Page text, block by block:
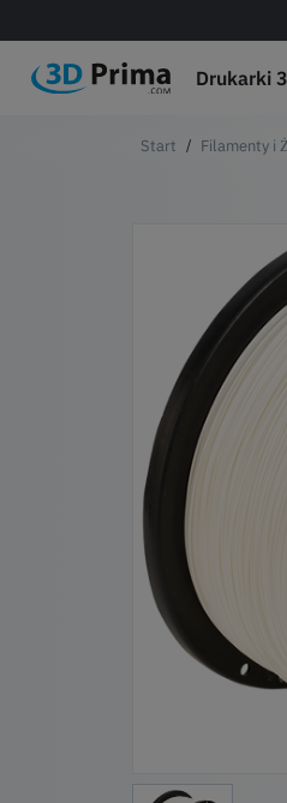
Drukarki
Filamenty i